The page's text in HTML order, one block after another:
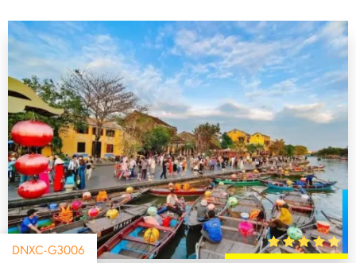
DNXC-G3006